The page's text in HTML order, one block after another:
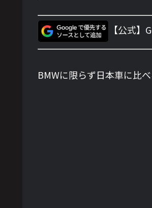
【公式
BMWに限らず日本車に比